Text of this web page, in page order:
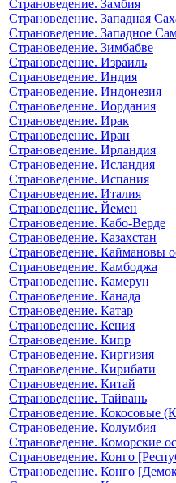
Страноведение. Замбия
Страноведение. Западная
Страноведение. Западное
Страноведение. Зимбабве
Страноведение. Израиль
Страноведение. Индия
Страноведение. Индонезия
Страноведение. Иордания
Страноведение. Ирак
Страноведение. Иран
Страноведение. Ирландия
Страноведение. Исландия
Страноведение. Испания
Страноведение. Италия
Страноведение. Йемен
Страноведение. Кабо-Верде
Страноведение. Казахстан
Страноведение. Каймановы
Страноведение. Камбоджа
Страноведение. Камерун
Страноведение. Канада
Страноведение. Катар
Страноведение. Кения
Страноведение. Кипр
Страноведение. Киргизия
Страноведение. Кирибати
Страноведение. Китай
Страноведение. Тайвань
Страноведение. Кокосовые
Страноведение. Колумбия
Страноведение. Коморские
Страноведение. Конго
Страноведение. Конго